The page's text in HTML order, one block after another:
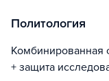
Политология
Комбинированная форма ​(компьютерное тестирование
+ защита